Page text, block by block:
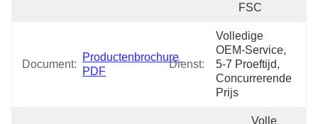
FSC
Document:
Productenbrochure
PDF
Dienst:
Volledige
OEM-Service,
5-7 Proeftijd,
Concurrerende
Prijs
Volle